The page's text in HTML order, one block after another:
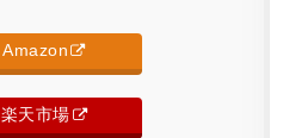
Amazon
楽天市場